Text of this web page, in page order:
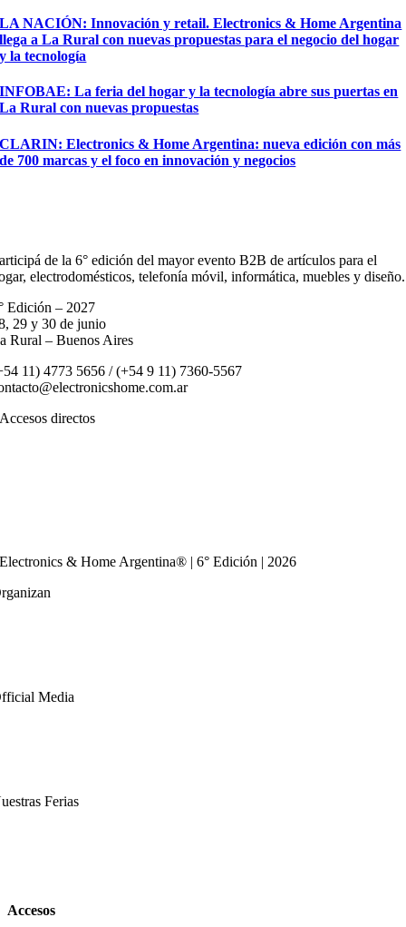
LA NACIÓN: Innovación y retail. Electronics & Home Argentina
llega a La Rural con nuevas propuestas para el negocio del hogar
y la tecnología
INFOBAE: La feria del hogar y la tecnología abre sus puertas en
La Rural con nuevas propuestas
CLARIN: Electronics & Home Argentina: nueva edición con más
de 700 marcas y el foco en innovación y negocios
de la 6° edición del mayor evento B2B de artículos para el
electrodomésticos, telefonía móvil, informática, muebles y diseño.
Edición – 2027
29 y 30 de junio
Rural – Buenos Aires
11) 4773 5656 / (+54 9 11) 7360-5567
Accesos directos
Electronics & Home Argentina® | 6° Edición | 2026
Media
Ferias
Close
Accesos